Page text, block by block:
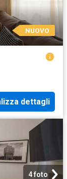
NUOVO
dettagli
4 foto